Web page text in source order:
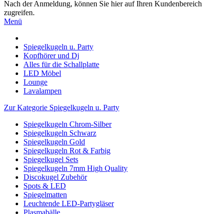
Nach der Anmeldung, können Sie hier auf Ihren Kundenbereich
zugreifen.
Menü
Spiegelkugeln u. Party
Kopfhörer und Dj
Alles für die Schallplatte
LED Möbel
Lounge
Lavalampen
Zur Kategorie Spiegelkugeln u. Party
Spiegelkugeln Chrom-Silber
Spiegelkugeln Schwarz
Spiegelkugeln Gold
Spiegelkugeln Rot & Farbig
Spiegelkugel Sets
Spiegelkugeln 7mm High Quality
Discokugel Zubehör
Spots & LED
Spiegelmatten
Leuchtende LED-Partygläser
Plasmabälle